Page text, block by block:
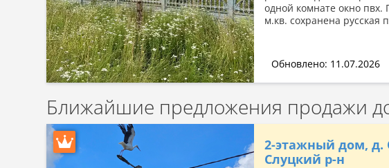
одной комнате окно
м.кв. сохранена русская
Обновлено: 11.07.2026
Ближайшие предложения продажи
2-этажный дом, д.
Слуцкий р-н